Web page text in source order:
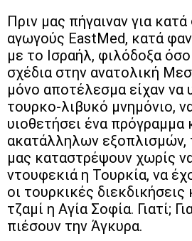
Πριν μας πήγαιναν για
αγωγούς EastMed, κατά
με το Ισραήλ, φιλόδοξα
σχέδια στην ανατολική
μόνο αποτέλεσμα είχαν να
τουρκο-λιβυκό μνημόνιο,
υιοθετήσει ένα πρόγραμμα
ακατάλληλων εξοπλισμών,
μας καταστρέψουν χωρίς
ντουφεκιά η Τουρκία, να
οι τουρκικές διεκδικήσεις
τζαμί η Αγία Σοφία. Γιατί;
πιέσουν την Άγκυρα.